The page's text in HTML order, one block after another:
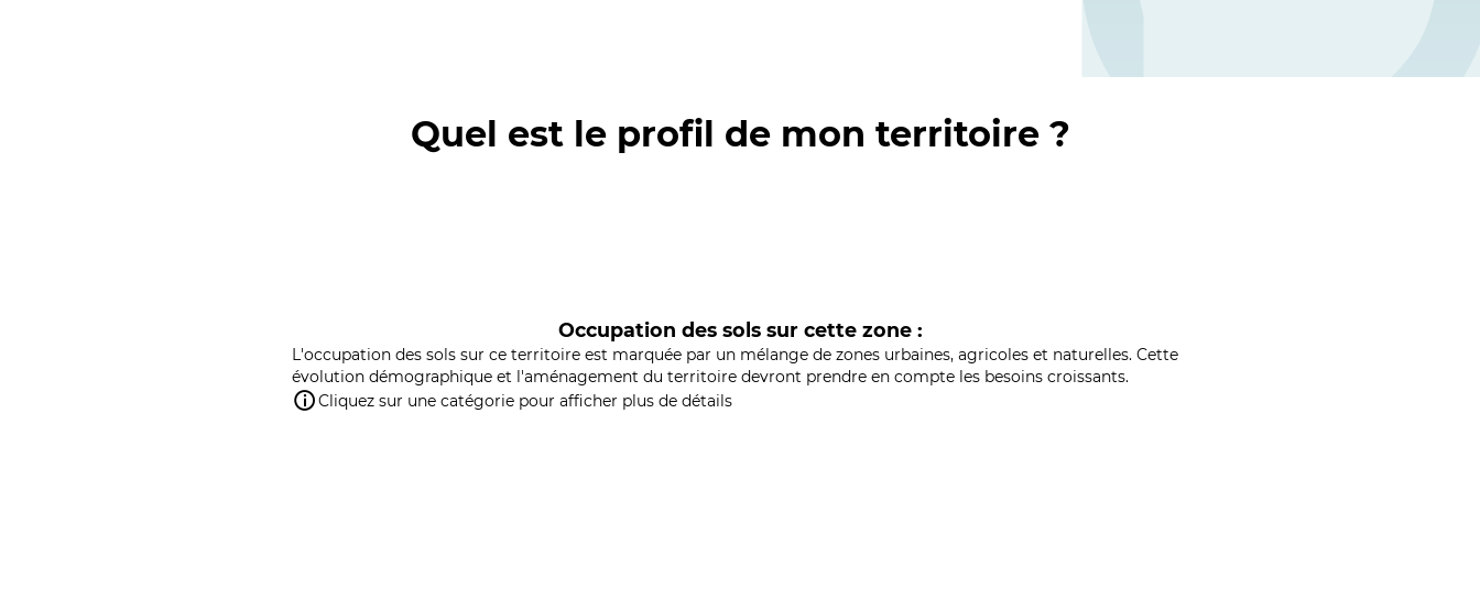
Quel est le profil de mon territoire ?
Occupation des sols sur cette zone :
L'occupation des sols sur ce territoire est marquée par un mélange de zones urbaines, agricoles et naturelles. Cette
évolution démographique et l'aménagement du territoire devront prendre en compte les besoins croissants.
Cliquez sur une catégorie pour afficher plus de détails